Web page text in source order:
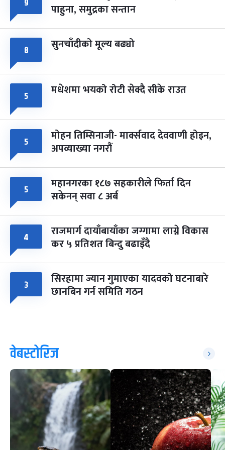
चैत्र ८, २०८३-Mar 22, 2027
९ पाहुना, समुद्रका सन्तान
८ सुनचाँदीको मूल्य बढ्यो
५ मधेशमा भयको रोटी सेक्दै सीके राउत
५ मोहन तिम्सिनाजी- मार्क्सवाद देववाणी होइन,
अपव्याख्या नगरौं
५ महानगरका १८७ सहकारीले फिर्ता दिन
सकेनन् सवा ८ अर्ब
४ राजमार्ग दायाँबायाँका जग्गामा लाग्ने विकास
कर ५ प्रतिशत बिन्दु बढाइँदै
३ सिरहामा ज्यान गुमाएका यादवको घटनाबारे
छानबिन गर्न समिति गठन
वेबस्टोरिज